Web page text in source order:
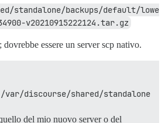
standalone/backups/default/lowe
v20210915222124.tar.gz
essere un server scp nativo.
var/discourse/shared/standalone
del mio nuovo server o del